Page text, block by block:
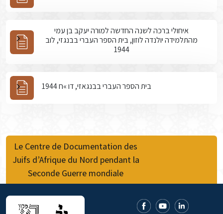
איחולי ברכה לשנה החדשה למורה יעקב בן עמי
מהתלמידה יולנדה לוזון, בית הספר העברי בבנגזי, לוב
1944
בית הספר העברי בבנגאזי, דו »ח 1944
Le Centre de Documentation des
Juifs d’Afrique du Nord pendant la
Seconde Guerre mondiale